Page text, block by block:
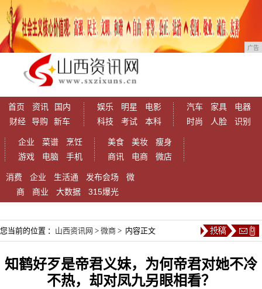
广告
首页 资讯
国内
财经
导购 新车
娱乐 明星
电影
科技
考试 本科
汽车 家具
电器
时尚
人脸 识别
企业 菜谱
烹饪
游戏
电脑 手机
美食 美妆
瘦身
商讯
电商 微店
消费 企业 生活通 发布会场
微
商
商业 大数据 315爆光
您当前的位置 ： 山西资讯网 > 微商 > 内容正文
知鹤好歹是帝君义妹，为何帝君对她不冷
不热，却对凤九另眼相看？